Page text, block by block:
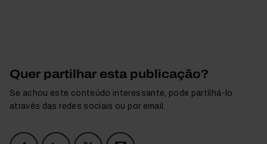
Quer partilhar esta publicação?
Se achou este conteúdo interessante, pode partilhá-lo
através das redes sociais ou por email.